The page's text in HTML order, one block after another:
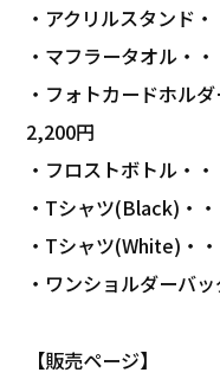
・アクリルスタンド
・マフラータオル・
・フォトカードホル
2,200円
・フロストボトル・
・Tシャツ(Black)・
・Tシャツ(White)・
・ワンショルダーバ
【販売ページ】